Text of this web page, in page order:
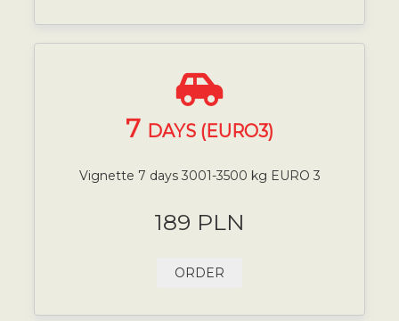
7 DAYS (EURO3)
Vignette 7 days 3001-3500 kg EURO 3
189 PLN
ORDER